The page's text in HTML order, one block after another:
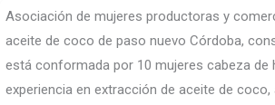
Asociación de mujeres productoras y
aceite de coco de paso nuevo Córdoba,
está conformada por 10 mujeres cabeza de
experiencia en extracción de aceite de coco,